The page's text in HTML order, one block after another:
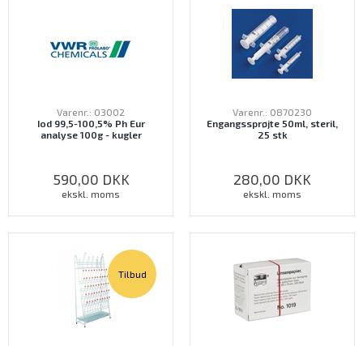
Varenr.: 03002
Iod 99,5-100,5% Ph Eur
analyse 100g - kugler
590,00 DKK
ekskl. moms
Varenr.: 0870230
Engangssprøjte 50ml, steril,
25 stk
280,00 DKK
ekskl. moms
Tilbud